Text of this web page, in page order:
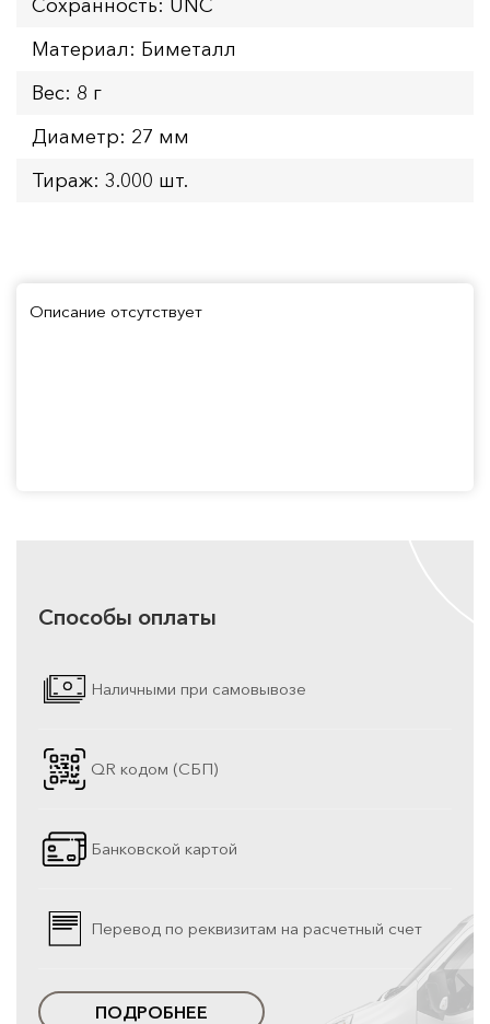
Сохранность: UNC
Материал: Биметалл
Вес: 8 г
Диаметр: 27 мм
Тираж: 3.000 шт.
Описание отсутствует
Способы оплаты
Наличными при самовывозе
QR кодом (СБП)
Банковской картой
Перевод по реквизитам на расчетный счет
ПОДРОБНЕЕ